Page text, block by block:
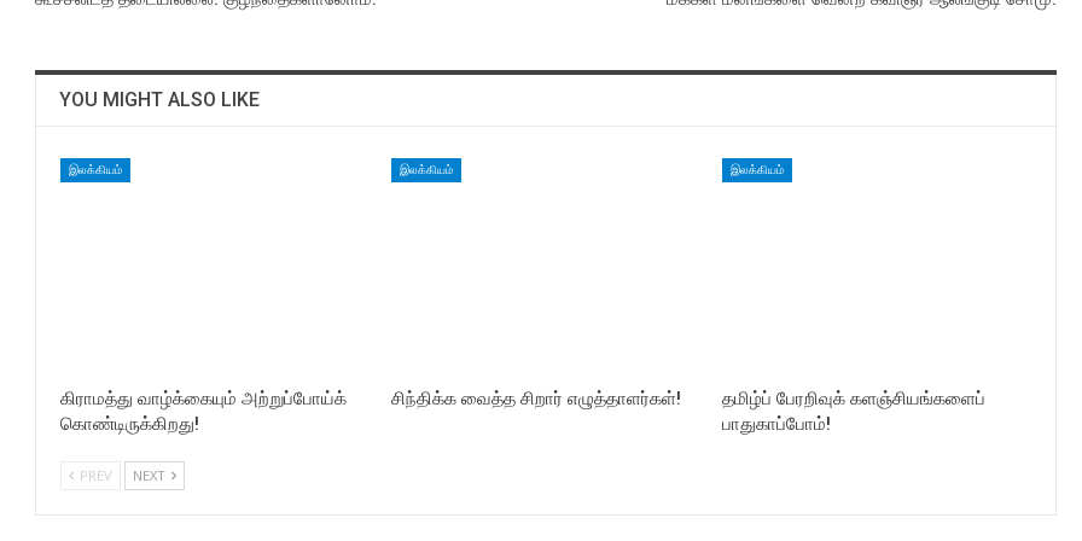
YOU MIGHT ALSO LIKE
இலக்கியம்
கிராமத்து வாழ்க்கையும் அற்றுப்போய்க்
கொண்டிருக்கிறது!
இலக்கியம்
சிந்திக்க வைத்த சிறார் எழுத்தாளர்கள்!
இலக்கியம்
தமிழ்ப் பேரறிவுக் களஞ்சியங்களைப்
பாதுகாப்போம்!
PREV NEXT